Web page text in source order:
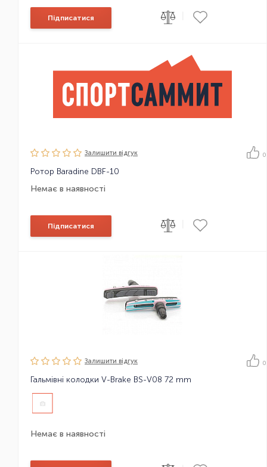
Підписатися
Залишити вiдгук 0
Ротор Baradine DBF-10
Немає в наявності
Підписатися
Залишити вiдгук 0
Гальмівні колодки V-Brake BS-V08 72 mm
Немає в наявності